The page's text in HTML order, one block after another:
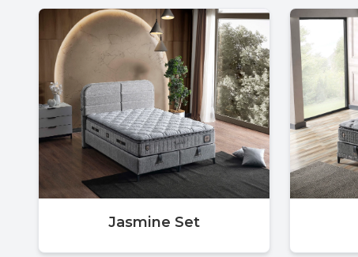
Jasmine Set